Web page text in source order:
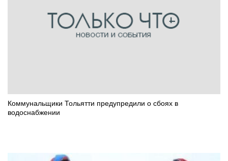
Коммунальщики Тольятти предупредили о сбоях в
водоснабжении